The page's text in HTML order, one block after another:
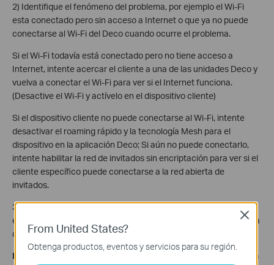
2) Identifique el fenómeno del problema, por ejemplo el Wi-Fi
esta conectado pero sin acceso a Internet o que ya no puede
conectarse al Wi-Fi del Deco cuando ocurre el problema.
Si el Wi-Fi todavía está conectado pero no tiene acceso a
Internet, intente acercar el cliente a una de las unidades Deco y
vuelva a conectar el Wi-Fi para ver si el Internet funciona.
(Desactive el Wi-Fi y actívelo en el dispositivo cliente)
Si el dispositivo cliente no puede conectarse al Wi-Fi, intente
desactivar el roaming rápido y la tecnología Mesh para el
dispositivo en la aplicación Deco; Si aún no puede conectarlo,
intente habilitar la red de invitados sin encriptación para ver si el
cliente específico puede conectarse a la red abierta de
invitados.
3) Comprobar si el cliente Wi-Fi está incluido en la Lista Negra o
en un perfil bajo Control Parental, que está en pausa o en la hora
de dormir.
Parte 2. Ciertos clientes con cable se desconectan o pierden
From United States?
Obtenga productos, eventos y servicios para su región.
Close